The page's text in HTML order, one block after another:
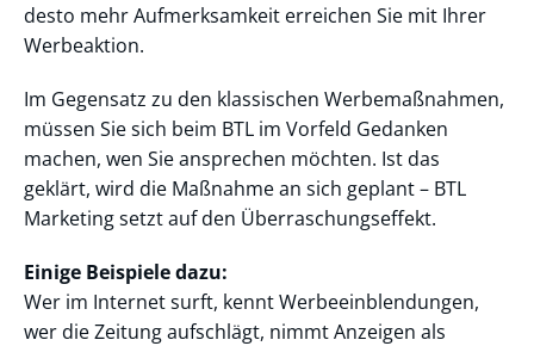
desto mehr Aufmerksamkeit erreichen Sie mit Ihrer
Werbeaktion.
Im Gegensatz zu den klassischen Werbemaßnahmen,
müssen Sie sich beim BTL im Vorfeld Gedanken
machen, wen Sie ansprechen möchten. Ist das
geklärt, wird die Maßnahme an sich geplant – BTL
Marketing setzt auf den Überraschungseffekt.
Einige Beispiele dazu:
Wer im Internet surft, kennt Werbeeinblendungen,
wer die Zeitung aufschlägt, nimmt Anzeigen als